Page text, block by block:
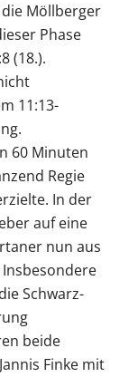
Möllberger
Phase
(18.).
11:13-
60 Minuten
Regie
In der
auf eine
nun aus
Schwarz-
beide
Finke mit